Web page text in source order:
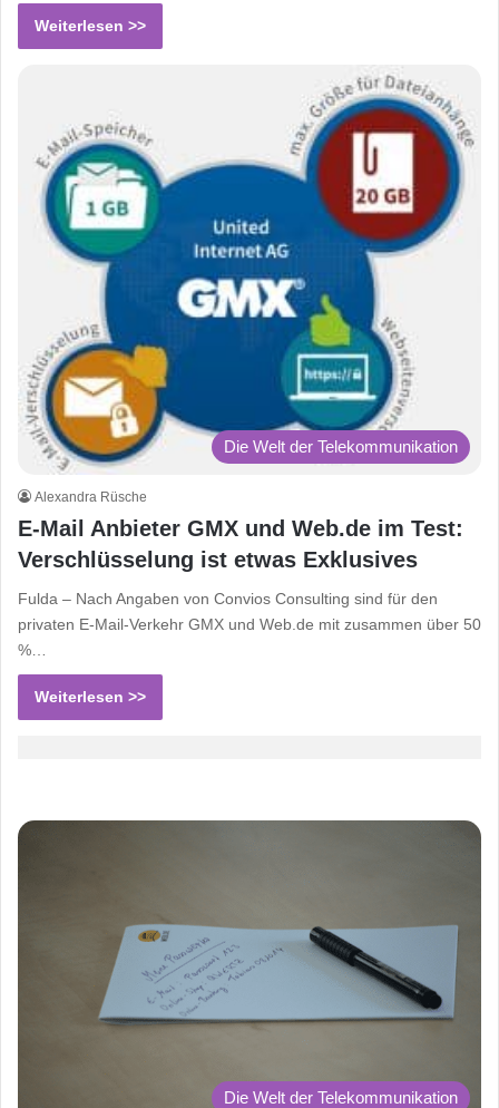
Weiterlesen >>
Die Welt der Telekommunikation
Alexandra Rüsche
E-Mail Anbieter GMX und Web.de im Test:
Verschlüsselung ist etwas Exklusives
Fulda – Nach Angaben von Convios Consulting sind für den
privaten E-Mail-Verkehr GMX und Web.de mit zusammen über 50
%…
Weiterlesen >>
Die Welt der Telekommunikation